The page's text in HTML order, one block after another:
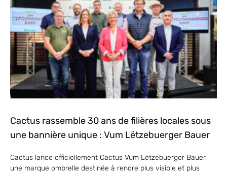
Cactus rassemble 30 ans de filières locales sous
une bannière unique : Vum Lëtzebuerger Bauer
Cactus lance officiellement Cactus Vum Lëtzebuerger Bauer,
une marque ombrelle destinée à rendre plus visible et plus